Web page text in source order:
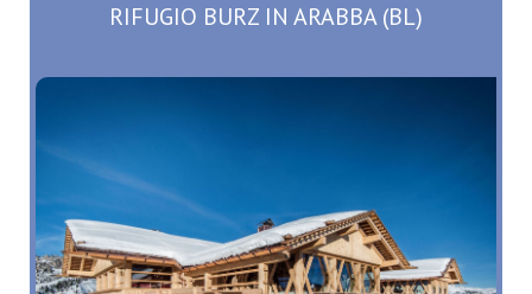
RIFUGIO BURZ IN ARABBA (BL)